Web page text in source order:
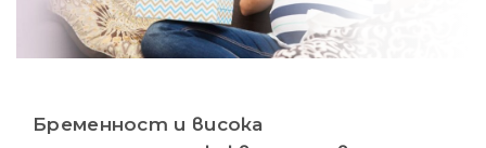
Бременност и висока